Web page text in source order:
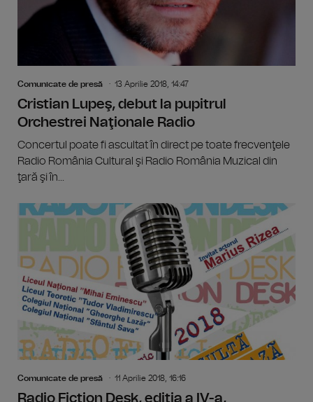
Comunicate de presă 13 Aprilie 2018, 14:47
Cristian Lupeş, debut la pupitrul
Orchestrei Naţionale Radio
Concertul poate fi ascultat în direct pe toate frecvenţele
Radio România Cultural şi Radio România Muzical din
ţară şi în...
Comunicate de presă 11 Aprilie 2018, 16:16
Radio Fiction Desk, ediţia a IV-a,